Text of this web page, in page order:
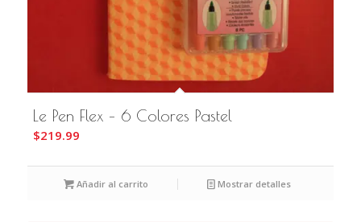
Le Pen Flex – 6 Colores Pastel
$219.99
Añadir al carrito Mostrar detalles